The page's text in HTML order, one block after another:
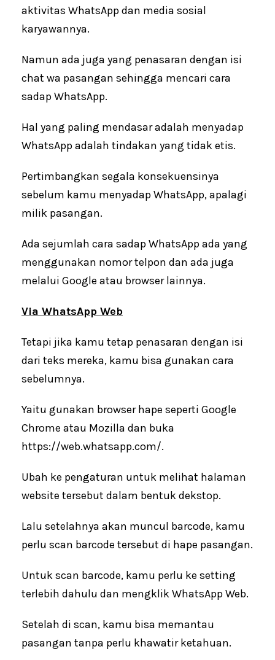
aktivitas WhatsApp dan media sosial
karyawannya.
Namun ada juga yang penasaran dengan isi
chat wa pasangan sehingga mencari cara
sadap WhatsApp.
Hal yang paling mendasar adalah menyadap
WhatsApp adalah tindakan yang tidak etis.
Pertimbangkan segala konsekuensinya
sebelum kamu menyadap WhatsApp, apalagi
milik pasangan.
Ada sejumlah cara sadap WhatsApp ada yang
menggunakan nomor telpon dan ada juga
melalui Google atau browser lainnya.
Via WhatsApp Web
Tetapi jika kamu tetap penasaran dengan isi
dari teks mereka, kamu bisa gunakan cara
sebelumnya.
Yaitu gunakan browser hape seperti Google
Chrome atau Mozilla dan buka
https://web.whatsapp.com/.
Ubah ke pengaturan untuk melihat halaman
website tersebut dalam bentuk dekstop.
Lalu setelahnya akan muncul barcode, kamu
perlu scan barcode tersebut di hape pasangan.
Untuk scan barcode, kamu perlu ke setting
terlebih dahulu dan mengklik WhatsApp Web.
Setelah di scan, kamu bisa memantau
pasangan tanpa perlu khawatir ketahuan.